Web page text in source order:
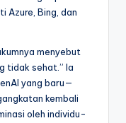
Azure, Bing, dan
menyebut
tidak sehat.” Ia
yang baru—
kembali
oleh individu-